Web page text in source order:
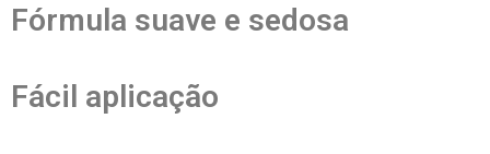
Fórmula suave e sedosa
Fácil aplicação